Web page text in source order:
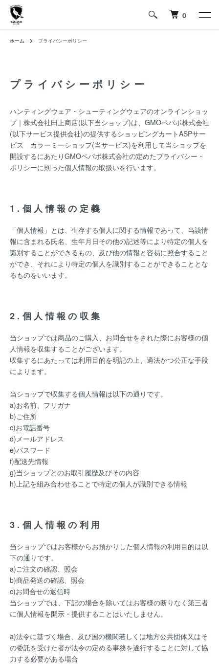
0
ホーム プライバシーポリシー
プライバシーポリシー
ハンティングウェア・シューティングウェアのオンラインショッ
プ｜株式会社田上商店(以下当ショップ)は、 GMOペパボ株式会社
(以下サービス提供会社)の提供するショッピングカートASPサー
ビス カラーミーショップ(当サービス)を利用して当ショップを
開設するにあたりGMOペパボ株式会社の定めたプライバシー・
ポリシーに則った個人情報の取扱いを行います。
1.個人情報の定義
「個人情報」とは、生存する個人に関する情報であって、当該情
報に含まれる氏名、生年月日その他の記述等により特定の個人を
識別することができるもの、及び他の情報と容易に照合すること
ができ、それにより特定の個人を識別することができることとな
るものをいいます。
2.個人情報の収集
当ショップでは商品のご購入、お問合せをされた際にお客様の個
人情報を収集することがございます。
収集するにあたっては利用目的を明記の上、適法かつ公正な手段
によります。
当ショップで収集する個人情報は以下の通りです。
a)お名前、フリガナ
b)ご住所
c)お電話番号
d)メールアドレス
e)パスワード
f)配送先情報
g)当ショップとのお取引履歴及びその内容
h)上記を組み合わせることで特定の個人が識別できる情報
3.個人情報の利用
当ショップではお客様からお預かりした個人情報の利用目的は以
下の通りです。
a)ご注文の確認、照会
b)商品発送の確認、照会
c)お問合せの返信時
当ショップでは、下記の場合を除いてはお客様の断りなく第三者
に個人情報を開示・提供することはいたしません。
a)法令に基づく場合、及び国の機関若しくは地方公共団体又はそ
の委託を受けた者が法令の定める事務を遂行することに対して協
力する必要がある場合